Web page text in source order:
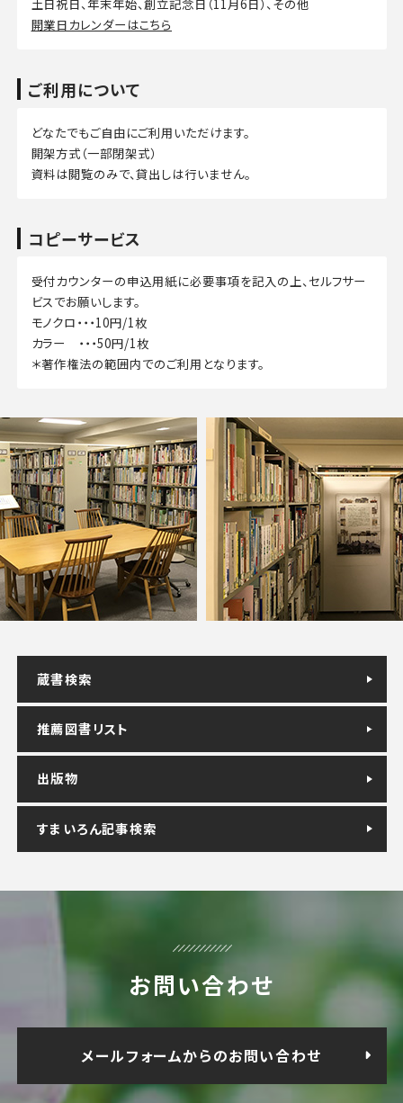
土日祝日、年末年始、創立記念日（11月6日）、その他
開業日カレンダーはこちら
ご利用について
どなたでもご自由にご利用いただけます。
開架方式（一部閉架式）
資料は閲覧のみで、貸出しは行いません。
コピーサービス
受付カウンターの申込用紙に必要事項を記入の上、セルフサー
ビスでお願いします。
モノクロ・・・10円/1枚
カラー ・・・50円/1枚
＊著作権法の範囲内でのご利用となります。
蔵書検索
推薦図書リスト
出版物
すまいろん記事検索
お問い合わせ
メールフォームからのお問い合わせ